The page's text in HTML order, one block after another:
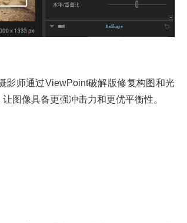
影师通过ViewPoint破解版修复构图和光
图像具备更强冲击力和更优平衡性。